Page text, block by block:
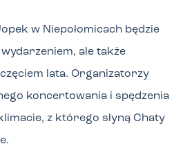
w Niepołomicach będzie
ale także
lata. Organizatorzy
koncertowania i spędzenia
z którego słyną Chaty